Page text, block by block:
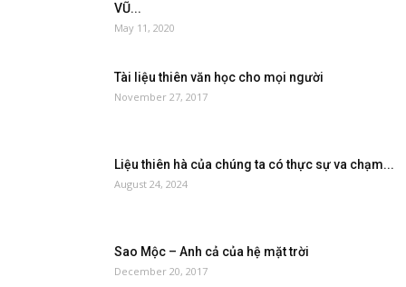
VŨ...
May 11, 2020
Tài liệu thiên văn học cho mọi người
November 27, 2017
Liệu thiên hà của chúng ta có thực sự va chạm...
August 24, 2024
Sao Mộc – Anh cả của hệ mặt trời
December 20, 2017